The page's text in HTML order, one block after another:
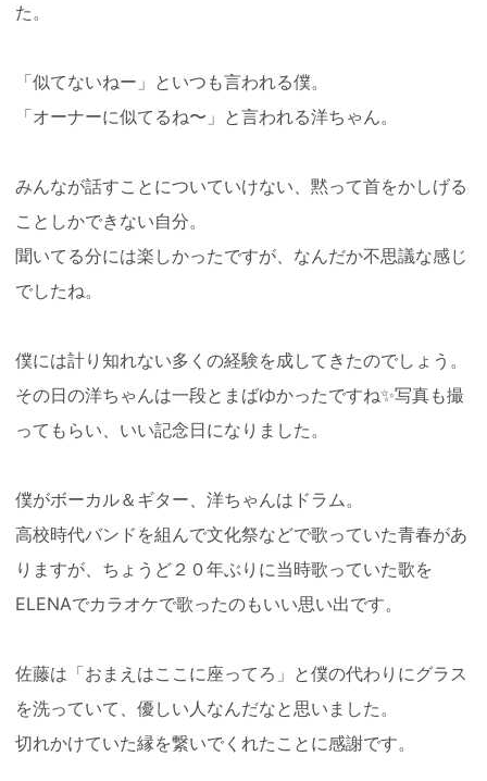
た。
「似てないねー」といつも言われる僕。
「オーナーに似てるね〜」と言われる洋ちゃん。
みんなが話すことについていけない、黙って首をかしげる
ことしかできない自分。
聞いてる分には楽しかったですが、なんだか不思議な感じ
でしたね。
僕には計り知れない多くの経験を成してきたのでしょう。
その日の洋ちゃんは一段とまばゆかったですね✨写真も撮
ってもらい、いい記念日になりました。
僕がボーカル＆ギター、洋ちゃんはドラム。
高校時代バンドを組んで文化祭などで歌っていた青春があ
りますが、ちょうど２０年ぶりに当時歌っていた歌を
ELENAでカラオケで歌ったのもいい思い出です。
佐藤は「おまえはここに座ってろ」と僕の代わりにグラス
を洗っていて、優しい人なんだなと思いました。
切れかけていた縁を繋いでくれたことに感謝です。